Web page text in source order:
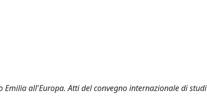
Emilia all'Europa. Atti del convegno internazionale di studi